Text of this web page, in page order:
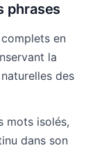
phrases
en
la
des
mots isolés,
dans son